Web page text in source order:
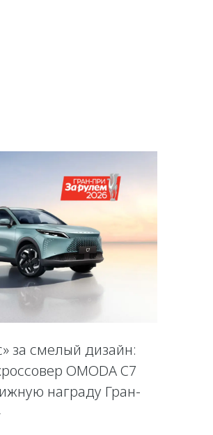
за смелый дизайн:
OMODA C7
награду Гран-